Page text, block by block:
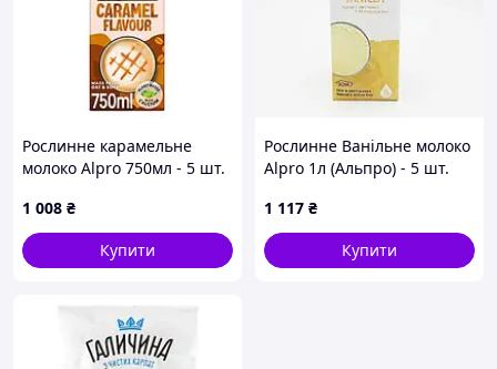
Рослинне карамельне
молоко Alpro 750мл - 5 шт.
1 008 ₴
Купити
Рослинне Ванільне молоко
Alpro 1л (Альпро) - 5 шт.
1 117 ₴
Купити